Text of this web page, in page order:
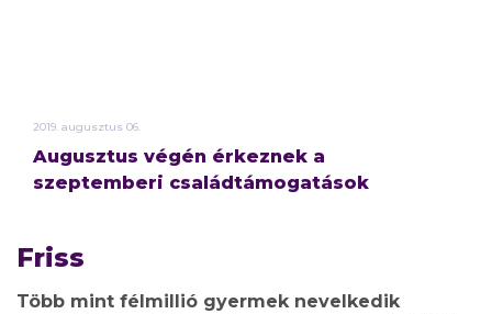
2019. augusztus 06.
Augusztus végén érkeznek a
szeptemberi családtámogatások
Friss
Több mint félmillió gyermek nevelkedik